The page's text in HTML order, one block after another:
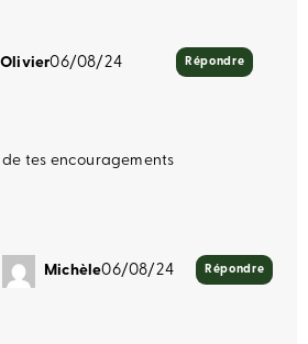
Olivier06/08/24
de tes encouragements
Répondre
Michèle06/08/24 Répondre